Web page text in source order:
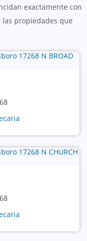
exactamente con
propiedades que